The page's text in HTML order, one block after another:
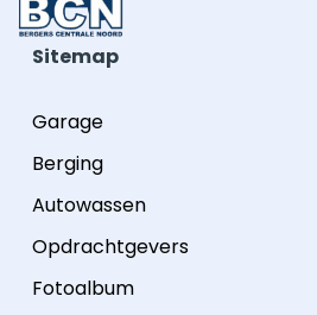
Sitemap
Garage
Berging
Autowassen
Opdrachtgevers
Fotoalbum